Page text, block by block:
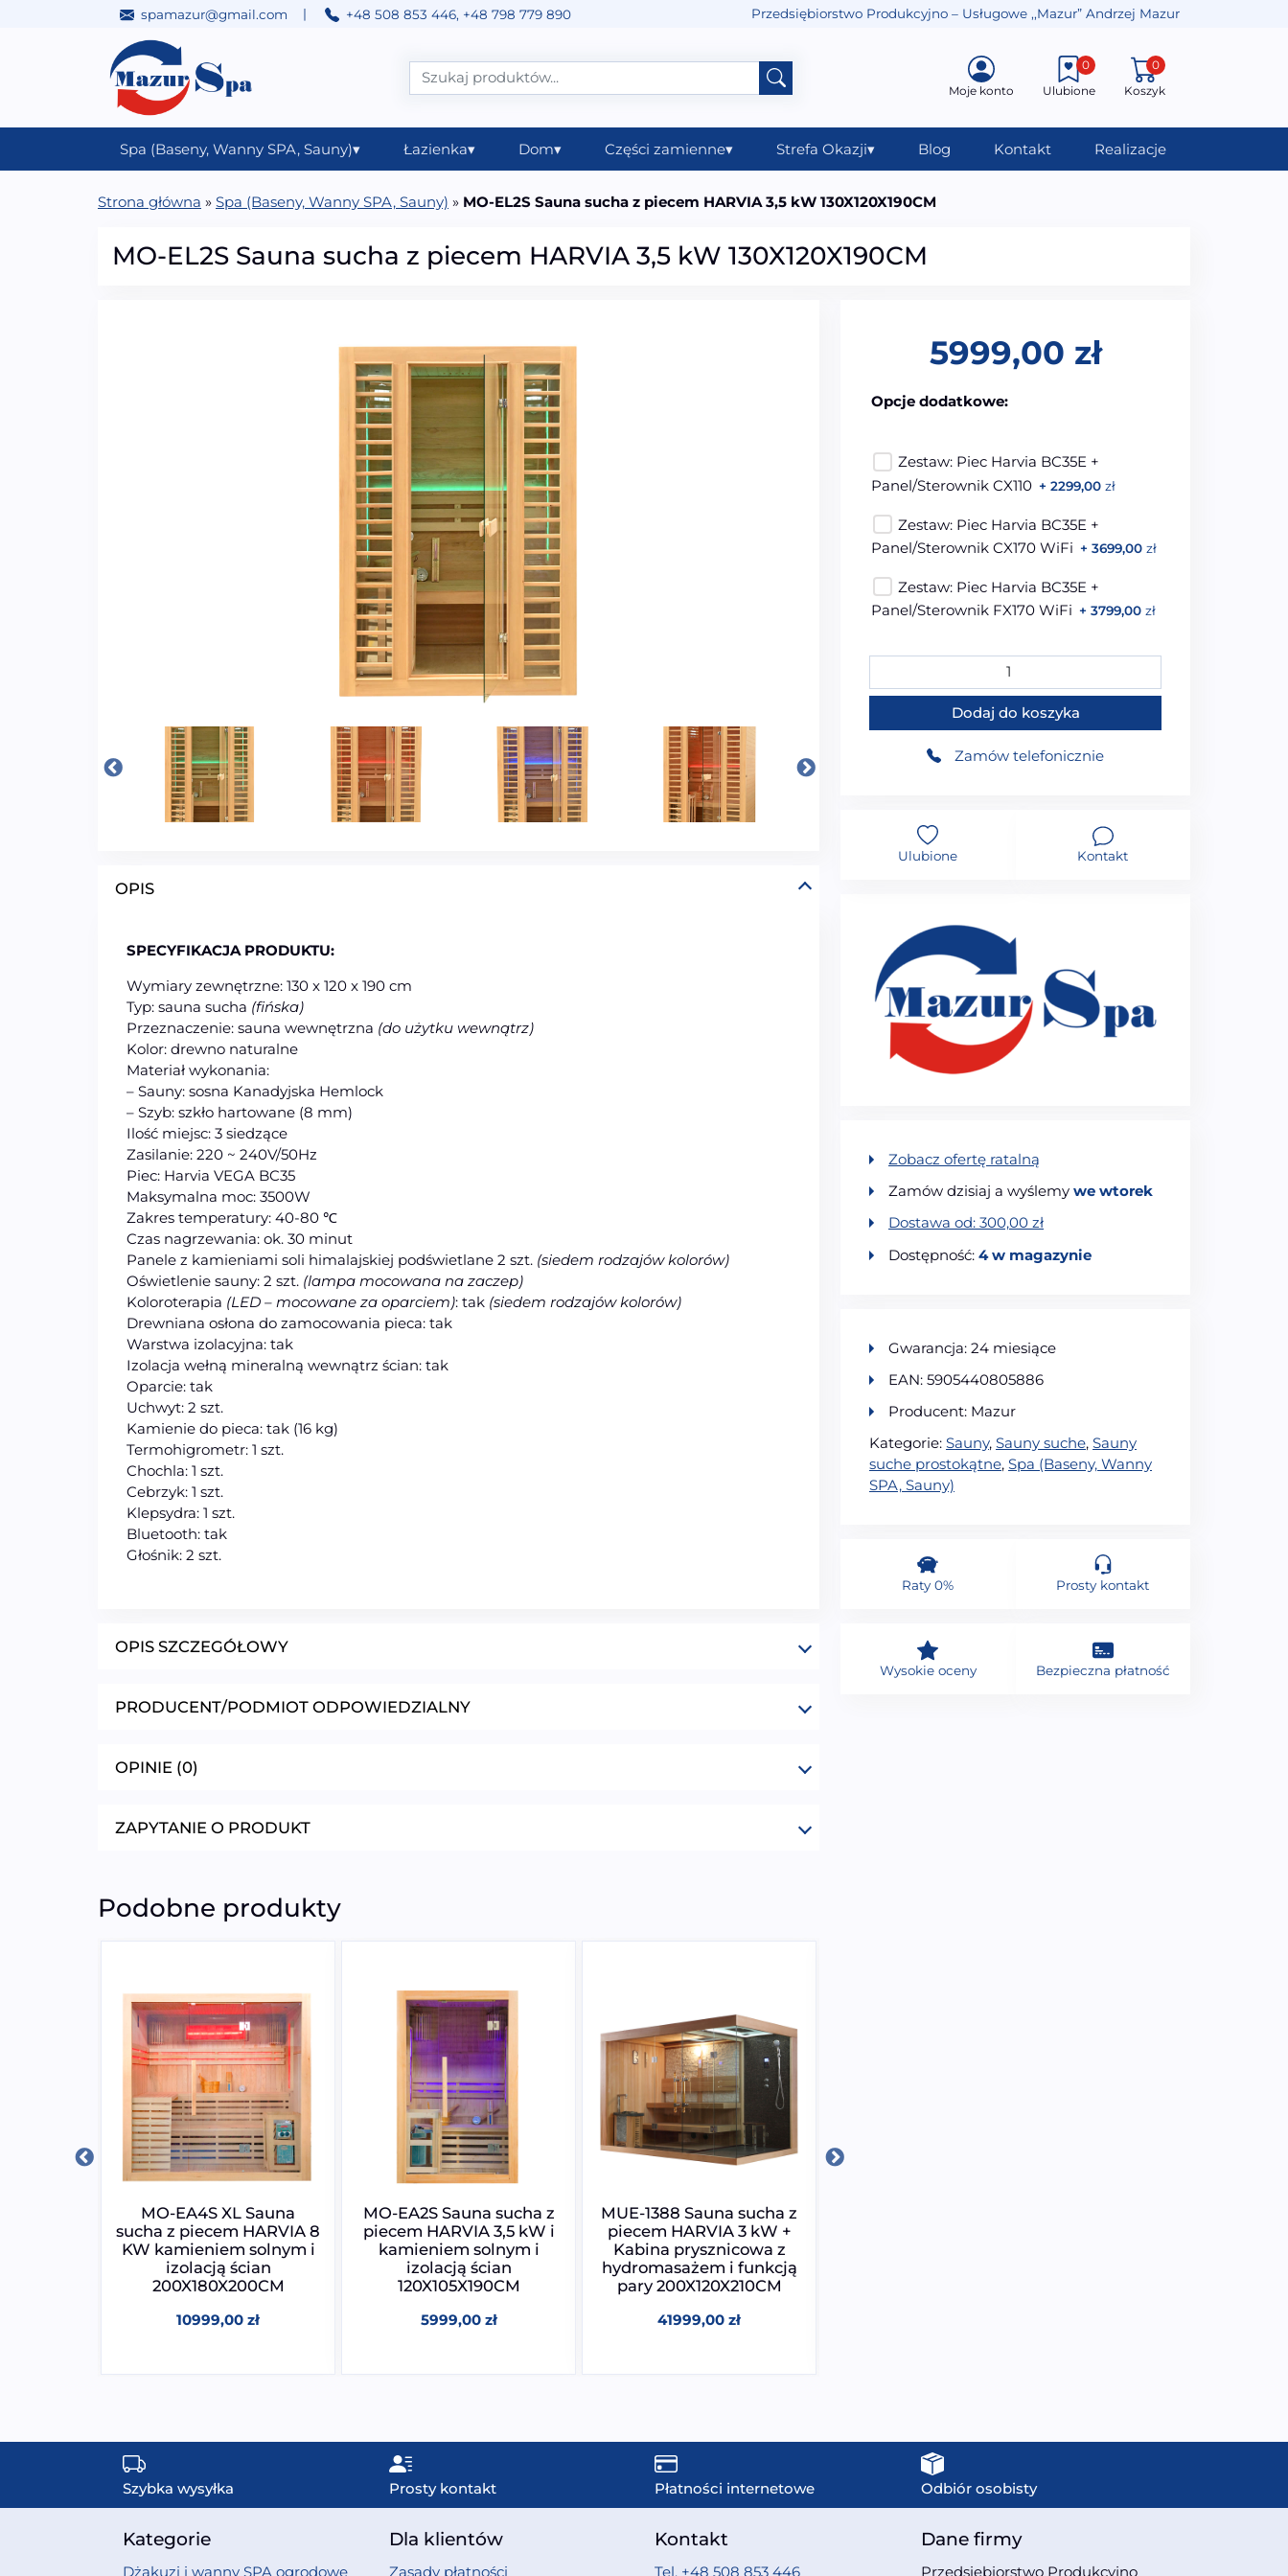
spamazur@gmail.com | +48 508 853 446, +48 798 779 890 Przedsiębiorstwo Produkcyjno – Usługowe ,,Mazur” Andrzej Mazur
Main Navigation Moje konto Ulubione
0
Koszyk
0
Spa (Baseny, Wanny SPA, Sauny)▾ Łazienka▾ Dom▾ Części zamienne▾ Strefa Okazji▾ Blog Kontakt Realizacje
Strona główna » Spa (Baseny, Wanny SPA, Sauny) » MO-EL2S Sauna sucha z piecem HARVIA 3,5 kW 130X120X190CM
MO-EL2S Sauna sucha z piecem HARVIA 3,5 kW 130X120X190CM
OPIS
SPECYFIKACJA PRODUKTU:
Wymiary zewnętrzne: 130 x 120 x 190 cm
Typ: sauna sucha (fińska)
Przeznaczenie: sauna wewnętrzna (do użytku wewnątrz)
Kolor: drewno naturalne
Materiał wykonania:
– Sauny: sosna Kanadyjska Hemlock
– Szyb: szkło hartowane (8 mm)
Ilość miejsc: 3 siedzące
Zasilanie: 220 ~ 240V/50Hz
Piec: Harvia VEGA BC35
Maksymalna moc: 3500W
Zakres temperatury: 40-80 ℃
Czas nagrzewania: ok. 30 minut
Panele z kamieniami soli himalajskiej podświetlane 2 szt. (siedem rodzajów kolorów)
Oświetlenie sauny: 2 szt. (lampa mocowana na zaczep)
Koloroterapia (LED – mocowane za oparciem): tak (siedem rodzajów kolorów)
Drewniana osłona do zamocowania pieca: tak
Warstwa izolacyjna: tak
Izolacja wełną mineralną wewnątrz ścian: tak
Oparcie: tak
Uchwyt: 2 szt.
Kamienie do pieca: tak (16 kg)
Termohigrometr: 1 szt.
Chochla: 1 szt.
Cebrzyk: 1 szt.
Klepsydra: 1 szt.
Bluetooth: tak
Głośnik: 2 szt.
OPIS SZCZEGÓŁOWY
PRODUCENT/PODMIOT ODPOWIEDZIALNY
OPINIE (0)
ZAPYTANIE O PRODUKT
Podobne produkty
MO-EA4S XL Sauna
sucha z piecem HARVIA 8
KW kamieniem solnym i
izolacją ścian
200X180X200CM
10999,00 zł
MO-EA2S Sauna sucha z
piecem HARVIA 3,5 kW i
kamieniem solnym i
izolacją ścian
120X105X190CM
5999,00 zł
MUE-1388 Sauna sucha z
piecem HARVIA 3 kW +
Kabina prysznicowa z
hydromasażem i funkcją
pary 200X120X210CM
41999,00 zł
5999,00 zł
Opcje dodatkowe:
Zestaw: Piec Harvia BC35E +
Panel/Sterownik CX110 + 2299,00 zł
Zestaw: Piec Harvia BC35E +
Panel/Sterownik CX170 WiFi + 3699,00 zł
Zestaw: Piec Harvia BC35E +
Panel/Sterownik FX170 WiFi + 3799,00 zł
ilość MO-EL2S Sauna sucha z piecem HARVIA 3,5 kW
Dodaj do koszyka
Zamów telefonicznie
Ulubione Kontakt
Zobacz ofertę ratalną
Zamów dzisiaj a wyślemy we wtorek
Dostawa od: 300,00 zł
Dostępność: 4 w magazynie
Gwarancja: 24 miesiące
EAN: 5905440805886
Producent: Mazur
Kategorie: Sauny, Sauny suche, Sauny
suche prostokątne, Spa (Baseny, Wanny
SPA, Sauny)
Raty 0% Prosty kontakt
Wysokie oceny Bezpieczna płatność
Szybka wysyłka Prosty kontakt Płatności internetowe Odbiór osobisty
Kategorie
Dżakuzi i wanny SPA ogrodowe
Dla klientów
Zasady płatności
Kontakt
Tel. +48 508 853 446
Dane firmy
Przedsiębiorstwo Produkcyjno